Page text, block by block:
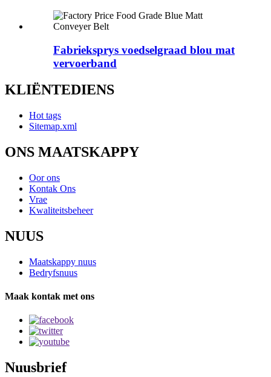
Fabrieksprys voedselgraad blou mat
vervoerband
KLIËNTEDIENS
Hot tags
Sitemap.xml
ONS MAATSKAPPY
Oor ons
Kontak Ons
Vrae
Kwaliteitsbeheer
NUUS
Maatskappy nuus
Bedryfsnuus
Maak kontak met ons
Nuusbrief